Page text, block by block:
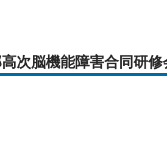
次脳機能障害合同研修